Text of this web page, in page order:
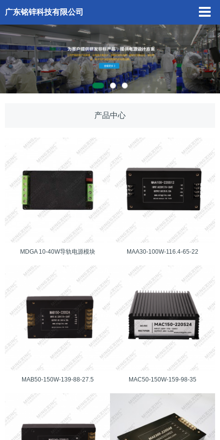
广东铭锌科技有限公司
产品中心
MDGA 10-40W导轨电源模块 MAA30-100W-116.4-65-22
MAB50-150W-139-88-27.5 MAC50-150W-159-98-35